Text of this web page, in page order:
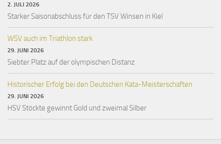
2. JULI 2026
Starker Saisonabschluss für den TSV Winsen in Kiel
WSV auch im Triathlon stark
29. JUNI 2026
Siebter Platz auf der olympischen Distanz
Historischer Erfolg bei den Deutschen Kata-Meisterschaften
29. JUNI 2026
HSV Stöckte gewinnt Gold und zweimal Silber